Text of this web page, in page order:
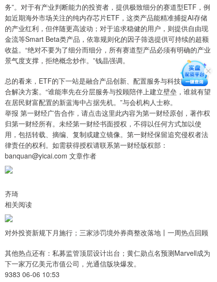
务”。对于有产业判断能力的投资者，提供极致细分的赛道型ETF，例
如近期海外市场关注的纯内存芯片ETF，这类产品能精准捕捉AI存储
的产业红利，但伴随更高波动；对于追求稳健的用户，则提供自由现
金流等Smart Beta类产品，依靠规则化的因子筛选提供可持续的超额
收益。“绝对不要为了细分而细分，所有赛道型产品必须有明确的产业
景气度支撑，拒绝概念炒作。”钱晶强调。
总的看来，ETF的下一站是融合产品创新、配置服务与科技赋能的综
合解决方案。“谁能率先在分层服务与投顾陪伴上建立壁垒，谁就有望
在居民财富配置的新蓝海中占据先机。”与会机构人士称。
举报 第一财经广告合作，请点击这里此内容为第一财经原创，著作权
归第一财经所有。未经第一财经书面授权，不得以任何方式加以使
用，包括转载、摘编、复制或建立镜像。第一财经保留追究侵权者法
律责任的权利。如需获得授权请联系第一财经版权部：
banquan@yicai.com 文章作者
齐琦
相关阅读
对外投资新规下月施行；三家涉罚境外券商整改落地丨一周热点回顾
其他热点还有：私募监管顶层设计出台；黄仁勋点名预测Marvell成为
下一家万亿美元市值公司，光通信版块爆发。
9383 06-06 10:53